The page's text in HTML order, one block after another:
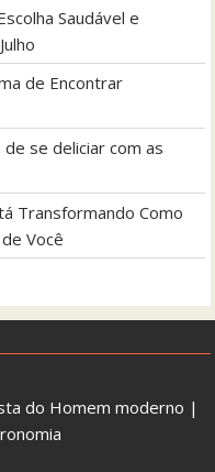
Saudável e
de Encontrar
de se deliciar com as
Transformando Como
Você
do Homem moderno |